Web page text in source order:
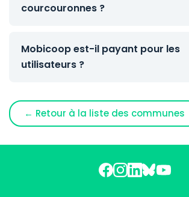
courcouronnes ?
Mobicoop est-il payant pour les
utilisateurs ?
← Retour à la liste des communes